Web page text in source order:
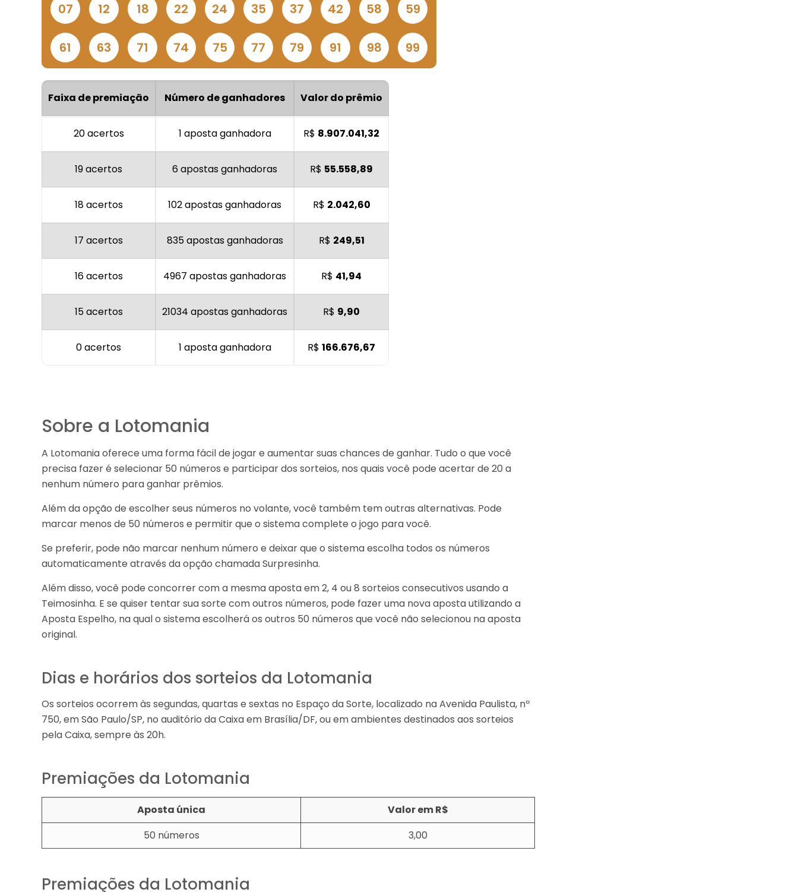
07 12 18 22 24 35 37 42 58 59
61 63 71 74 75 77 79 91 98 99
Faixa de premiação Número de ganhadores Valor do prêmio
20 acertos 1 aposta ganhadora R$ 8.907.041,32
19 acertos 6 apostas ganhadoras R$ 55.558,89
18 acertos 102 apostas ganhadoras R$ 2.042,60
17 acertos 835 apostas ganhadoras R$ 249,51
16 acertos 4967 apostas ganhadoras R$ 41,94
15 acertos 21034 apostas ganhadoras R$ 9,90
0 acertos 1 aposta ganhadora R$166.676,67
Sobre a Lotomania
A Lotomania oferece uma forma fácil de jogar e aumentar suas chances de ganhar. Tudo o que você
precisa fazer é selecionar 50 números e participar dos sorteios, nos quais você pode acertar de 20 a
nenhum número para ganhar prêmios.
Além da opção de escolher seus números no volante, você também tem outras alternativas. Pode
marcar menos de 50 números e permitir que o sistema complete o jogo para você.
Se preferir, pode não marcar nenhum número e deixar que o sistema escolha todos os números
automaticamente através da opção chamada Surpresinha.
Além disso, você pode concorrer com a mesma aposta em 2, 4 ou 8 sorteios consecutivos usando a
Teimosinha. E se quiser tentar sua sorte com outros números, pode fazer uma nova aposta utilizando a
Aposta Espelho, na qual o sistema escolherá os outros 50 números que você não selecionou na aposta
original.
Dias e horários dos sorteios da Lotomania
Os sorteios ocorrem às segundas, quartas e sextas no Espaço da Sorte, localizado na Avenida Paulista, nº
750, em São Paulo/SP, no auditório da Caixa em Brasília/DF, ou em ambientes destinados aos sorteios
pela Caixa, sempre às 20h.
Premiações da Lotomania
Aposta única
Valor em R$
50 números
3,00
Premiações da Lotomania